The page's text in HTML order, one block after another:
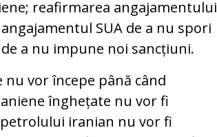
reafirmarea angajamentului
SUA de a nu spori
a nu impune noi sancțiuni.
vor începe până când
înghețate nu vor fi
iranian nu vor fi